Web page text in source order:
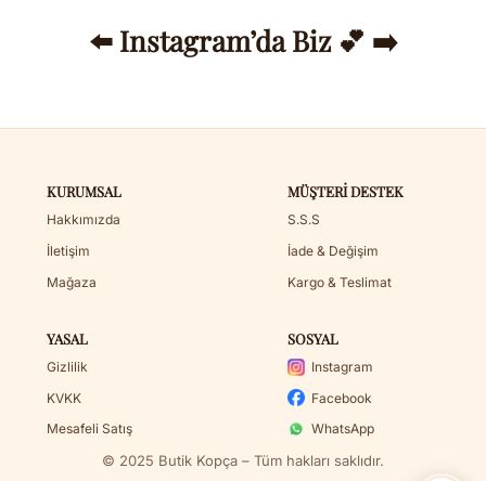
⬅️ Instagram’da Biz 💕 ➡️
KURUMSAL
Hakkımızda
İletişim
Mağaza
MÜŞTERI DESTEK
S.S.S
İade & Değişim
Kargo & Teslimat
YASAL
Gizlilik
KVKK
Mesafeli Satış
SOSYAL
Instagram
Facebook
WhatsApp
© 2025 Butik Kopça – Tüm hakları saklıdır.